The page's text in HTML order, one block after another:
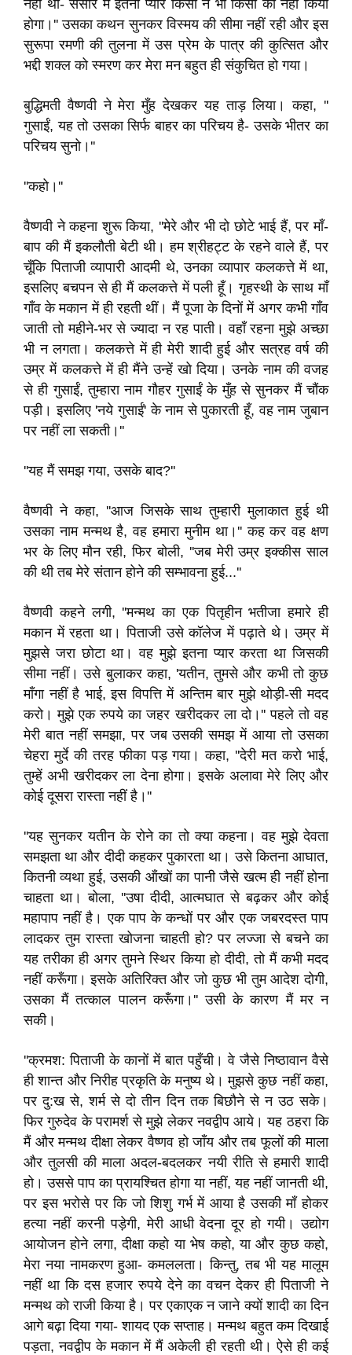
नहीं था- संसार में इतना प्यार किसी ने भी किसी को नहीं किया
होगा।'' उसका कथन सुनकर विस्मय की सीमा नहीं रही और इस
सुरूपा रमणी की तुलना में उस प्रेम के पात्र की कुत्सित और
भद्दी शक्ल को स्मरण कर मेरा मन बहुत ही संकुचित हो गया।
बुद्धिमती वैष्णवी ने मेरा मुँह देखकर यह ताड़ लिया। कहा, ''
गुसाईं, यह तो उसका सिर्फ बाहर का परिचय है- उसके भीतर का
परिचय सुनो।''
''कहो।''
वैष्णवी ने कहना शुरू किया, ''मेरे और भी दो छोटे भाई हैं, पर माँ-
बाप की मैं इकलौती बेटी थी। हम श्रीहट्ट के रहने वाले हैं, पर
चूँकि पिताजी व्यापारी आदमी थे, उनका व्यापार कलकत्ते में था,
इसलिए बचपन से ही मैं कलकत्ते में पली हूँ। गृहस्थी के साथ माँ
गाँव के मकान में ही रहती थीं। मैं पूजा के दिनों में अगर कभी गाँव
जाती तो महीने-भर से ज्यादा न रह पाती। वहाँ रहना मुझे अच्छा
भी न लगता। कलकत्ते में ही मेरी शादी हुई और सत्रह वर्ष की
उम्र में कलकत्ते में ही मैंने उन्हें खो दिया। उनके नाम की वजह
से ही गुसाईं, तुम्हारा नाम गौहर गुसाईं के मुँह से सुनकर मैं चौंक
पड़ी। इसलिए 'नये गुसाईं' के नाम से पुकारती हूँ, वह नाम जुबान
पर नहीं ला सकती।''
''यह मैं समझ गया, उसके बाद?''
वैष्णवी ने कहा, ''आज जिसके साथ तुम्हारी मुलाकात हुई थी
उसका नाम मन्मथ है, वह हमारा मुनीम था।'' कह कर वह क्षण
भर के लिए मौन रही, फिर बोली, ''जब मेरी उम्र इक्कीस साल
की थी तब मेरे संतान होने की सम्भावना हुई...''
वैष्णवी कहने लगी, ''मन्मथ का एक पितृहीन भतीजा हमारे ही
मकान में रहता था। पिताजी उसे कॉलेज में पढ़ाते थे। उम्र में
मुझसे जरा छोटा था। वह मुझे इतना प्यार करता था जिसकी
सीमा नहीं। उसे बुलाकर कहा, 'यतीन, तुमसे और कभी तो कुछ
माँगा नहीं है भाई, इस विपत्ति में अन्तिम बार मुझे थोड़ी-सी मदद
करो। मुझे एक रुपये का जहर खरीदकर ला दो।'' पहले तो वह
मेरी बात नहीं समझा, पर जब उसकी समझ में आया तो उसका
चेहरा मुर्दे की तरह फीका पड़ गया। कहा, ''देरी मत करो भाई,
तुम्हें अभी खरीदकर ला देना होगा। इसके अलावा मेरे लिए और
कोई दूसरा रास्ता नहीं है।''
''यह सुनकर यतीन के रोने का तो क्या कहना। वह मुझे देवता
समझता था और दीदी कहकर पुकारता था। उसे कितना आघात,
कितनी व्यथा हुई, उसकी ऑंखों का पानी जैसे खत्म ही नहीं होना
चाहता था। बोला, ''उषा दीदी, आत्मघात से बढ़कर और कोई
महापाप नहीं है। एक पाप के कन्धों पर और एक जबरदस्त पाप
लादकर तुम रास्ता खोजना चाहती हो? पर लज्जा से बचने का
यह तरीका ही अगर तुमने स्थिर किया हो दीदी, तो मैं कभी मदद
नहीं करूँगा। इसके अतिरिक्त और जो कुछ भी तुम आदेश दोगी,
उसका मैं तत्काल पालन करूँगा।'' उसी के कारण मैं मर न
सकी।
''क्रमश: पिताजी के कानों में बात पहुँची। वे जैसे निष्ठावान वैसे
ही शान्त और निरीह प्रकृति के मनुष्य थे। मुझसे कुछ नहीं कहा,
पर दु:ख से, शर्म से दो तीन दिन तक बिछौने से न उठ सके।
फिर गुरुदेव के परामर्श से मुझे लेकर नवद्वीप आये। यह ठहरा कि
मैं और मन्मथ दीक्षा लेकर वैष्णव हो जाँय और तब फूलों की माला
और तुलसी की माला अदल-बदलकर नयी रीति से हमारी शादी
हो। उससे पाप का प्रायश्चित होगा या नहीं, यह नहीं जानती थी,
पर इस भरोसे पर कि जो शिशु गर्भ में आया है उसकी माँ होकर
हत्या नहीं करनी पड़ेगी, मेरी आधी वेदना दूर हो गयी। उद्योग
आयोजन होने लगा, दीक्षा कहो या भेष कहो, या और कुछ कहो,
मेरा नया नामकरण हुआ- कमललता। किन्तु, तब भी यह मालूम
नहीं था कि दस हजार रुपये देने का वचन देकर ही पिताजी ने
मन्मथ को राजी किया है। पर एकाएक न जाने क्यों शादी का दिन
आगे बढ़ा दिया गया- शायद एक सप्ताह। मन्मथ बहुत कम दिखाई
पड़ता, नवद्वीप के मकान में मैं अकेली ही रहती थी। ऐसे ही कई